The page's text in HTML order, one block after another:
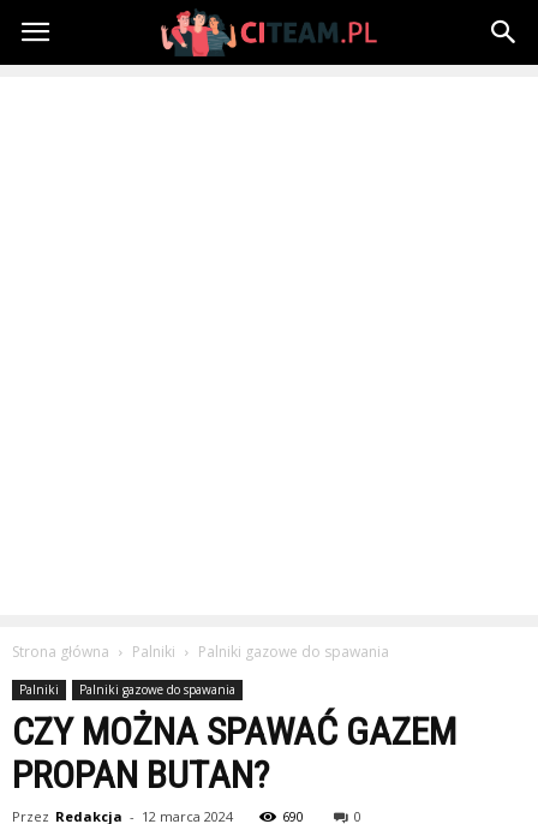
Citeam.pl
Strona główna Palniki Palniki gazowe do spawania
Palniki Palniki gazowe do spawania
CZY MOŻNA SPAWAĆ GAZEM
PROPAN BUTAN?
Przez Redakcja - 12 marca 2024 690 0